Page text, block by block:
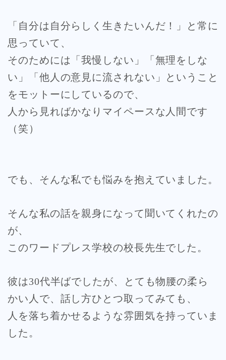
「自分は自分らしく生きたいんだ！」と常に
思っていて、
そのためには「我慢しない」「無理をしな
い」「他人の意見に流されない」ということ
をモットーにしているので、
人から見ればかなりマイペースな人間です
（笑）
でも、そんな私でも悩みを抱えていました。
そんな私の話を親身になって聞いてくれたの
が、
このワードプレス学校の校長先生でした。
彼は30代半ばでしたが、とても物腰の柔ら
かい人で、話し方ひとつ取ってみても、
人を落ち着かせるような雰囲気を持っていま
した。